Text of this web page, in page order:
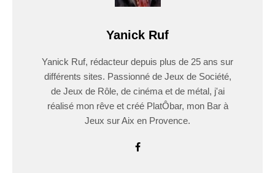
Yanick Ruf
Yanick Ruf, rédacteur depuis plus de 25 ans sur
différents sites. Passionné de Jeux de Société,
de Jeux de Rôle, de cinéma et de métal, j'ai
réalisé mon rêve et créé PlatÔbar, mon Bar à
Jeux sur Aix en Provence.